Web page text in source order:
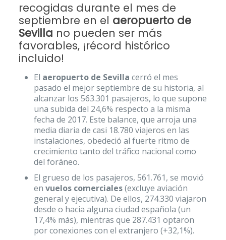
recogidas durante el mes de
septiembre en el aeropuerto de
Sevilla no pueden ser más
favorables, ¡récord histórico
incluido!
El aeropuerto de Sevilla cerró el mes
pasado el mejor septiembre de su historia, al
alcanzar los 563.301 pasajeros, lo que supone
una subida del 24,6% respecto a la misma
fecha de 2017. Este balance, que arroja una
media diaria de casi 18.780 viajeros en las
instalaciones, obedeció al fuerte ritmo de
crecimiento tanto del tráfico nacional como
del foráneo.
El grueso de los pasajeros, 561.761, se movió
en vuelos comerciales(excluye aviación
general y ejecutiva). De ellos, 274.330 viajaron
desde o hacia alguna ciudad española (un
17,4% más), mientras que 287.431 optaron
por conexiones con el extranjero (+32,1%).